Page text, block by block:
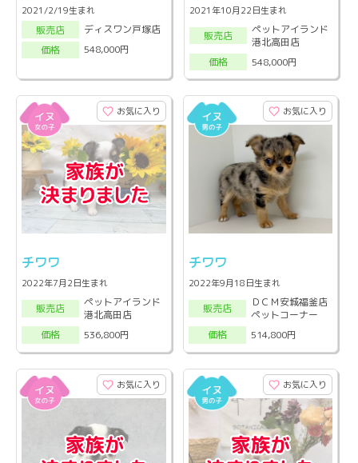
2021/2/19生まれ
販売店
ディスワン戸塚店
価格
548,000円
2021年10月22日生まれ
販売店
ペットアイランド
港北高田店
価格
548,000円
お気に入り
チワワ
2022年7月2日生まれ
販売店
ペットアイランド
港北高田店
価格
536,800円
お気に入り
チワワ
2022年9月18日生まれ
販売店
ＤＣＭ安城福釜店
ペットコーナー
価格
514,800円
お気に入り お気に入り